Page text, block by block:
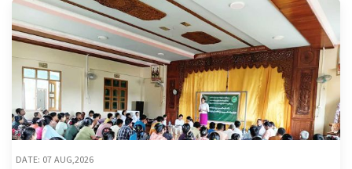
DATE: 07 AUG,2026